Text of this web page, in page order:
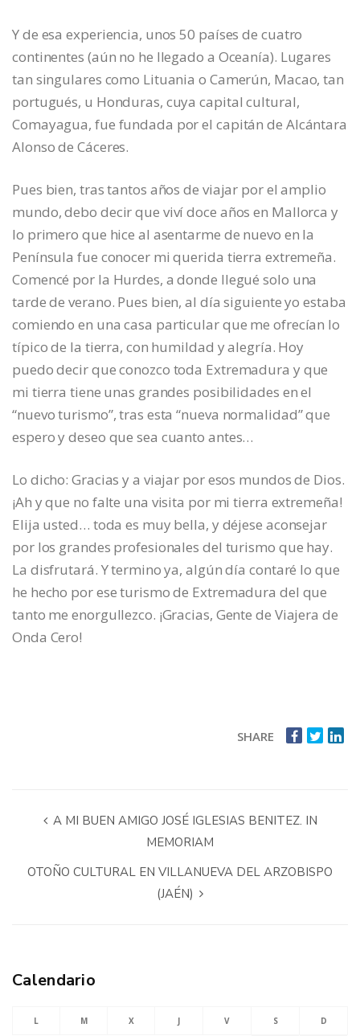
Y de esa experiencia, unos 50 países de cuatro
continentes (aún no he llegado a Oceanía). Lugares
tan singulares como Lituania o Camerún, Macao, tan
portugués, u Honduras, cuya capital cultural,
Comayagua, fue fundada por el capitán de Alcántara
Alonso de Cáceres.
Pues bien, tras tantos años de viajar por el amplio
mundo, debo decir que viví doce años en Mallorca y
lo primero que hice al asentarme de nuevo en la
Península fue conocer mi querida tierra extremeña.
Comencé por la Hurdes, a donde llegué solo una
tarde de verano. Pues bien, al día siguiente yo estaba
comiendo en una casa particular que me ofrecían lo
típico de la tierra, con humildad y alegría. Hoy
puedo decir que conozco toda Extremadura y que
mi tierra tiene unas grandes posibilidades en el
“nuevo turismo”, tras esta “nueva normalidad” que
espero y deseo que sea cuanto antes…
Lo dicho: Gracias y a viajar por esos mundos de Dios.
¡Ah y que no falte una visita por mi tierra extremeña!
Elija usted… toda es muy bella, y déjese aconsejar
por los grandes profesionales del turismo que hay.
La disfrutará. Y termino ya, algún día contaré lo que
he hecho por ese turismo de Extremadura del que
tanto me enorgullezco. ¡Gracias, Gente de Viajera de
Onda Cero!
SHARE
A MI BUEN AMIGO JOSÉ IGLESIAS BENITEZ. IN
MEMORIAM
OTOÑO CULTURAL EN VILLANUEVA DEL ARZOBISPO
(JAÉN)
Calendario
L M X J V S D